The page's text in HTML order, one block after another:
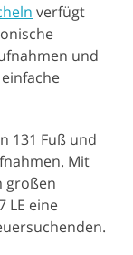
verfügt
und
131 Fuß und
Mit
großen
LE eine